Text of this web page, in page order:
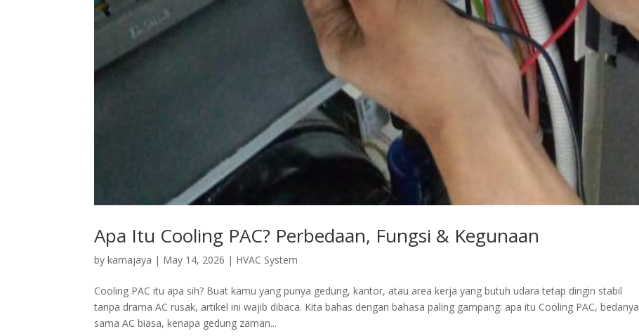
Apa Itu Cooling PAC? Perbedaan, Fungsi & Kegunaan
bykamajaya | May 14, 2026 | HVAC System
Cooling PAC itu apa sih? Buat kamu yang punya gedung, kantor, atau area kerja yang butuh udara tetap dingin stabil
tanpa drama AC rusak, artikel ini wajib dibaca. Kita bahas dengan bahasa paling gampang: apa itu Cooling PAC, bedanya
sama AC biasa, kenapa gedung zaman...